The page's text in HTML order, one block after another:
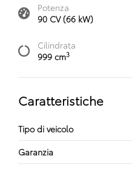
Potenza
90 CV (66 kW)
Cilindrata
999 cm3
Caratteristiche
Tipo di veicolo
Garanzia